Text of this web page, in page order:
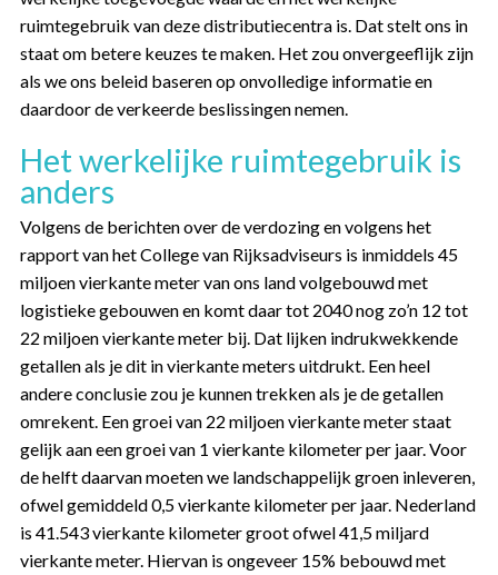
ruimtegebruik van deze distributiecentra is. Dat stelt ons in
staat om betere keuzes te maken. Het zou onvergeeflijk zijn
als we ons beleid baseren op onvolledige informatie en
daardoor de verkeerde beslissingen nemen.
Het werkelijke ruimtegebruik is
anders
Volgens de berichten over de verdozing en volgens het
rapport van het College van Rijksadviseurs is inmiddels 45
miljoen vierkante meter van ons land volgebouwd met
logistieke gebouwen en komt daar tot 2040 nog zo’n 12 tot
22 miljoen vierkante meter bij. Dat lijken indrukwekkende
getallen als je dit in vierkante meters uitdrukt. Een heel
andere conclusie zou je kunnen trekken als je de getallen
omrekent. Een groei van 22 miljoen vierkante meter staat
gelijk aan een groei van 1 vierkante kilometer per jaar. Voor
de helft daarvan moeten we landschappelijk groen inleveren,
ofwel gemiddeld 0,5 vierkante kilometer per jaar. Nederland
is 41.543 vierkante kilometer groot ofwel 41,5 miljard
vierkante meter. Hiervan is ongeveer 15% bebouwd met